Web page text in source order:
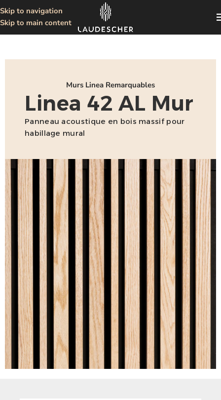
Skip to navigation
Skip to main content
Murs Linea Remarquables
Linea 42 AL Mur
Panneau acoustique en bois massif pour
habillage mural